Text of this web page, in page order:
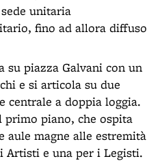
unitaria
fino ad allora diffuso
su piazza Galvani con un
e si articola su due
a doppia loggia.
primo piano, che ospita
aule magne alle estremità
Artisti e una per i Legisti.